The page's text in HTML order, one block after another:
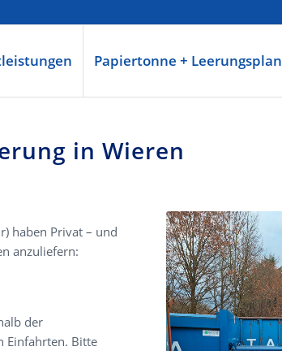
Papiertonne + Leerungsplan
in Wieren
haben Privat – und
anzuliefern:
der
Einfahrten. Bitte